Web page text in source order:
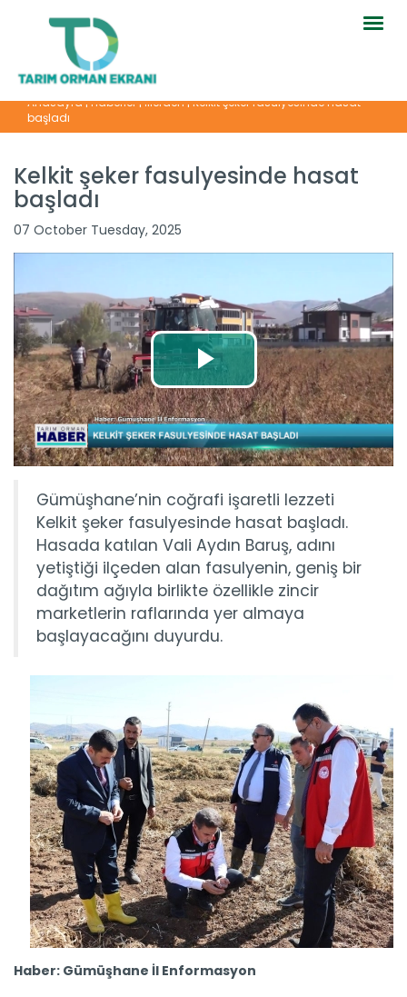
Anasayfa|Haberler|İllerden|Kelkit şeker fasulyesinde hasat
başladı
Kelkit şeker fasulyesinde hasat
başladı
07 October Tuesday, 2025
Gümüşhane’nin coğrafi işaretli lezzeti
Kelkit şeker fasulyesinde hasat başladı.
Hasada katılan Vali Aydın Baruş, adını
yetiştiği ilçeden alan fasulyenin, geniş bir
dağıtım ağıyla birlikte özellikle zincir
marketlerin raflarında yer almaya
başlayacağını duyurdu.
Haber: Gümüşhane İl Enformasyon